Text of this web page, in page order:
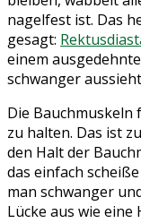
nagelfest ist. Das
gesagt:
einem
schwanger
Die Bauchmuskeln
zu halten. Das ist
den Halt der
das einfach
man schwanger
Lücke aus wie eine